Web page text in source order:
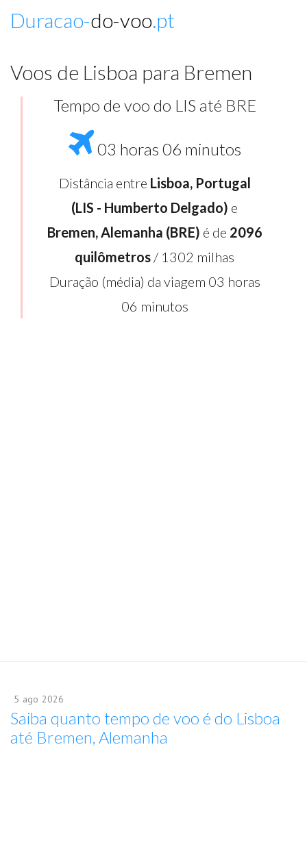
Duracao-do-voo.pt
Voos de Lisboa para Bremen
Tempo de voo do LIS até BRE
03 horas 06 minutos
Distância entre Lisboa, Portugal
(LIS - Humberto Delgado) e
Bremen, Alemanha (BRE) é de 2096
quilômetros / 1302 milhas
Duração (média) da viagem 03 horas
06 minutos
5 ago 2026
Saiba quanto tempo de voo é do Lisboa
até Bremen, Alemanha